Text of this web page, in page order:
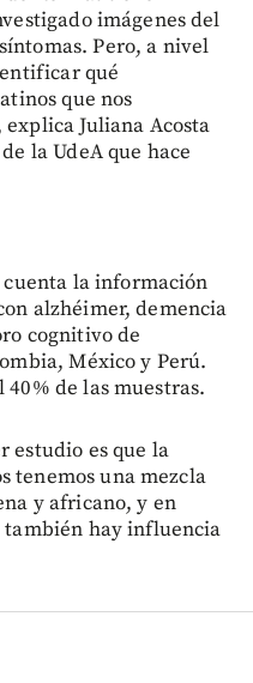
imágenes del
Pero, a nivel
qué
que nos
Juliana Acosta
la UdeA que hace
cuenta la información
alzhéimer, demencia
cognitivo de
México y Perú.
de las muestras.
estudio es que la
tenemos una mezcla
y africano, y en
también hay influencia